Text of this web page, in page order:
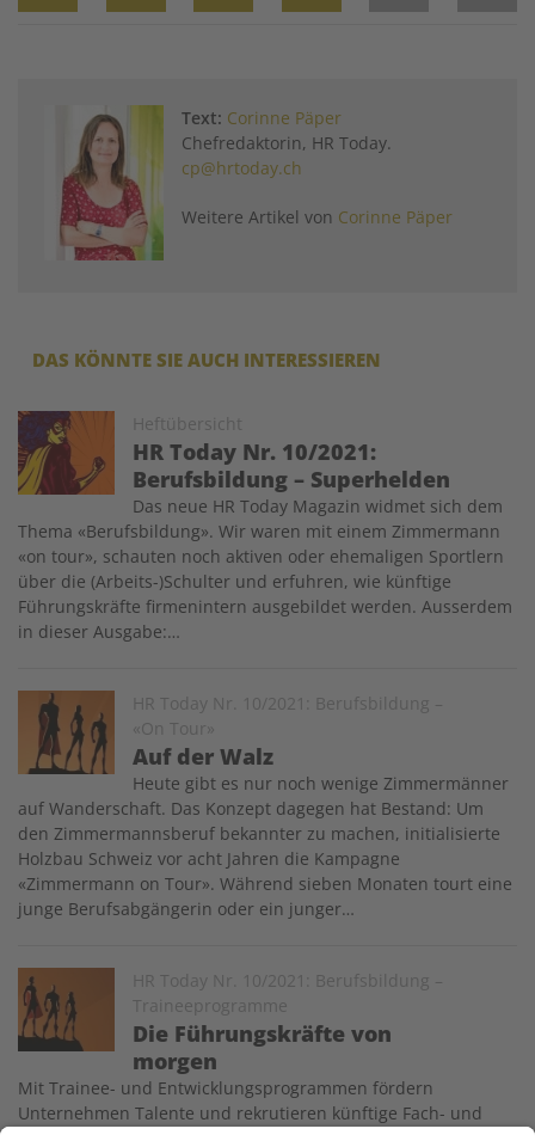
TwitterFacebook
XINGLinkedIn
Email
Text: Corinne Päper
Chefredaktorin, HR Today.
cp@hrtoday.ch
Weitere Artikel von Corinne Päper
DAS KÖNNTE SIE AUCH INTERESSIEREN
Heftübersicht
HR Today Nr. 10/2021:
Berufsbildung – Superhelden
Image
Das neue HR Today Magazin widmet sich dem
Thema «Berufsbildung». Wir waren mit einem Zimmermann
«on tour», schauten noch aktiven oder ehemaligen Sportlern
über die (Arbeits-)Schulter und erfuhren, wie künftige
Führungskräfte firmenintern ausgebildet werden. Ausserdem
in dieser Ausgabe:…
HR Today Nr. 10/2021: Berufsbildung –
«On Tour»
Auf der Walz
Image
Heute gibt es nur noch wenige Zimmermänner
auf Wanderschaft. Das Konzept dagegen hat Bestand: Um
den Zimmermannsberuf bekannter zu machen, initialisierte
Holzbau Schweiz vor acht Jahren die Kampagne
«Zimmermann on Tour». Während sieben Monaten tourt eine
junge Berufsabgängerin oder ein junger…
HR Today Nr. 10/2021: Berufsbildung –
Traineeprogramme
Die Führungskräfte von
morgen
Image
Mit Trainee- und Entwicklungsprogrammen fördern
Unternehmen Talente und rekrutieren künftige Fach- und